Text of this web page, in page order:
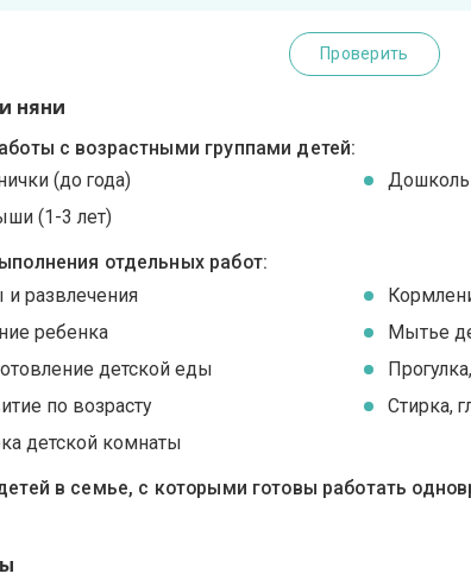
Проверить
няни
с возрастными группами детей:
(до года)
(1-3 лет)
отдельных работ:
и развлечения
ребенка
Мытье
детской еды
по возрасту
Стирка,
детской комнаты
в семье, с которыми готовы работать